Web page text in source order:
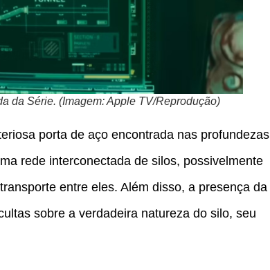
da Série. (Imagem: Apple TV/Reprodução)
porta de aço encontrada nas profundezas
rede interconectada de silos, possivelmente
entre eles. Além disso, a presença da
sobre a verdadeira natureza do silo, seu